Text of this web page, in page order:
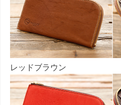
レッドブラウン